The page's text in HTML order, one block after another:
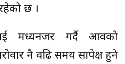
छ ।
मध्यनजर गर्दै आवको
नै वढि समय सापेक्ष हुने